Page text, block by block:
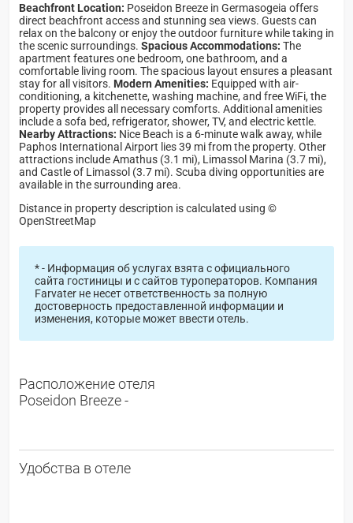
Beachfront Location: Poseidon Breeze in Germasogeia offers
direct beachfront access and stunning sea views. Guests can
relax on the balcony or enjoy the outdoor furniture while taking in
the scenic surroundings. Spacious Accommodations: The
apartment features one bedroom, one bathroom, and a
comfortable living room. The spacious layout ensures a pleasant
stay for all visitors. Modern Amenities: Equipped with air-
conditioning, a kitchenette, washing machine, and free WiFi, the
property provides all necessary comforts. Additional amenities
include a sofa bed, refrigerator, shower, TV, and electric kettle.
Nearby Attractions: Nice Beach is a 6-minute walk away, while
Paphos International Airport lies 39 mi from the property. Other
attractions include Amathus (3.1 mi), Limassol Marina (3.7 mi),
and Castle of Limassol (3.7 mi). Scuba diving opportunities are
available in the surrounding area.
Distance in property description is calculated using ©
OpenStreetMap
* - Информация об услугах взята с официального
сайта гостиницы и с сайтов туроператоров. Компания
Farvater не несет ответственность за полную
достоверность предоставленной информации и
изменения, которые может ввести отель.
Расположение отеля
Poseidon Breeze -
Удобства в отеле